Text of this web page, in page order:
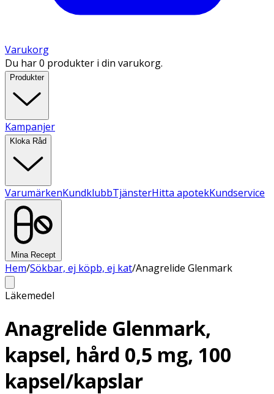
Varukorg
Du har 0 produkter i din varukorg.
Produkter
Kampanjer
Kloka Råd
VarumärkenKundklubbTjänsterHitta apotekKundservice
Mina Recept
Hem/Sökbar, ej köpb, ej kat/Anagrelide Glenmark
Läkemedel
Anagrelide Glenmark,
kapsel, hård 0,5 mg, 100
kapsel/kapslar